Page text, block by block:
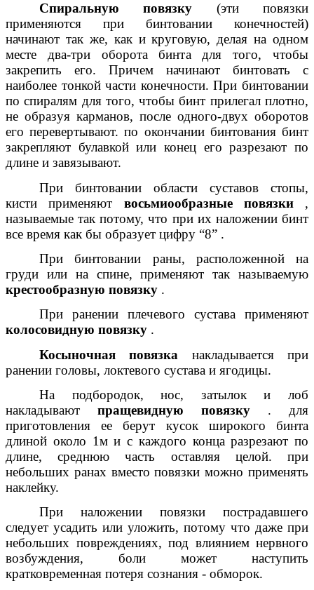
Спиральную повязку (эти повязки
применяются при бинтовании конечностей)
начинают так же, как и круговую, делая на одном
месте два-три оборота бинта для того, чтобы
закрепить его. Причем начинают бинтовать с
наиболее тонкой части конечности. При бинтовании
по спиралям для того, чтобы бинт прилегал плотно,
не образуя карманов, после одного-двух оборотов
его перевертывают. по окончании бинтования бинт
закрепляют булавкой или конец его разрезают по
длине и завязывают.
При бинтовании области суставов стопы,
кисти применяют восьмиообразные повязки ,
называемые так потому, что при их наложении бинт
все время как бы образует цифру “8” .
При бинтовании раны, расположенной на
груди или на спине, применяют так называемую
крестообразную повязку .
При ранении плечевого сустава применяют
колосовидную повязку .
Косыночная повязка накладывается при
ранении головы, локтевого сустава и ягодицы.
На подбородок, нос, затылок и лоб
накладывают пращевидную повязку . для
приготовления ее берут кусок широкого бинта
длиной около 1м и с каждого конца разрезают по
длине, среднюю часть оставляя целой. при
небольших ранах вместо повязки можно применять
наклейку.
При наложении повязки пострадавшего
следует усадить или уложить, потому что даже при
небольших повреждениях, под влиянием нервного
возбуждения, боли может наступить
кратковременная потеря сознания - обморок.